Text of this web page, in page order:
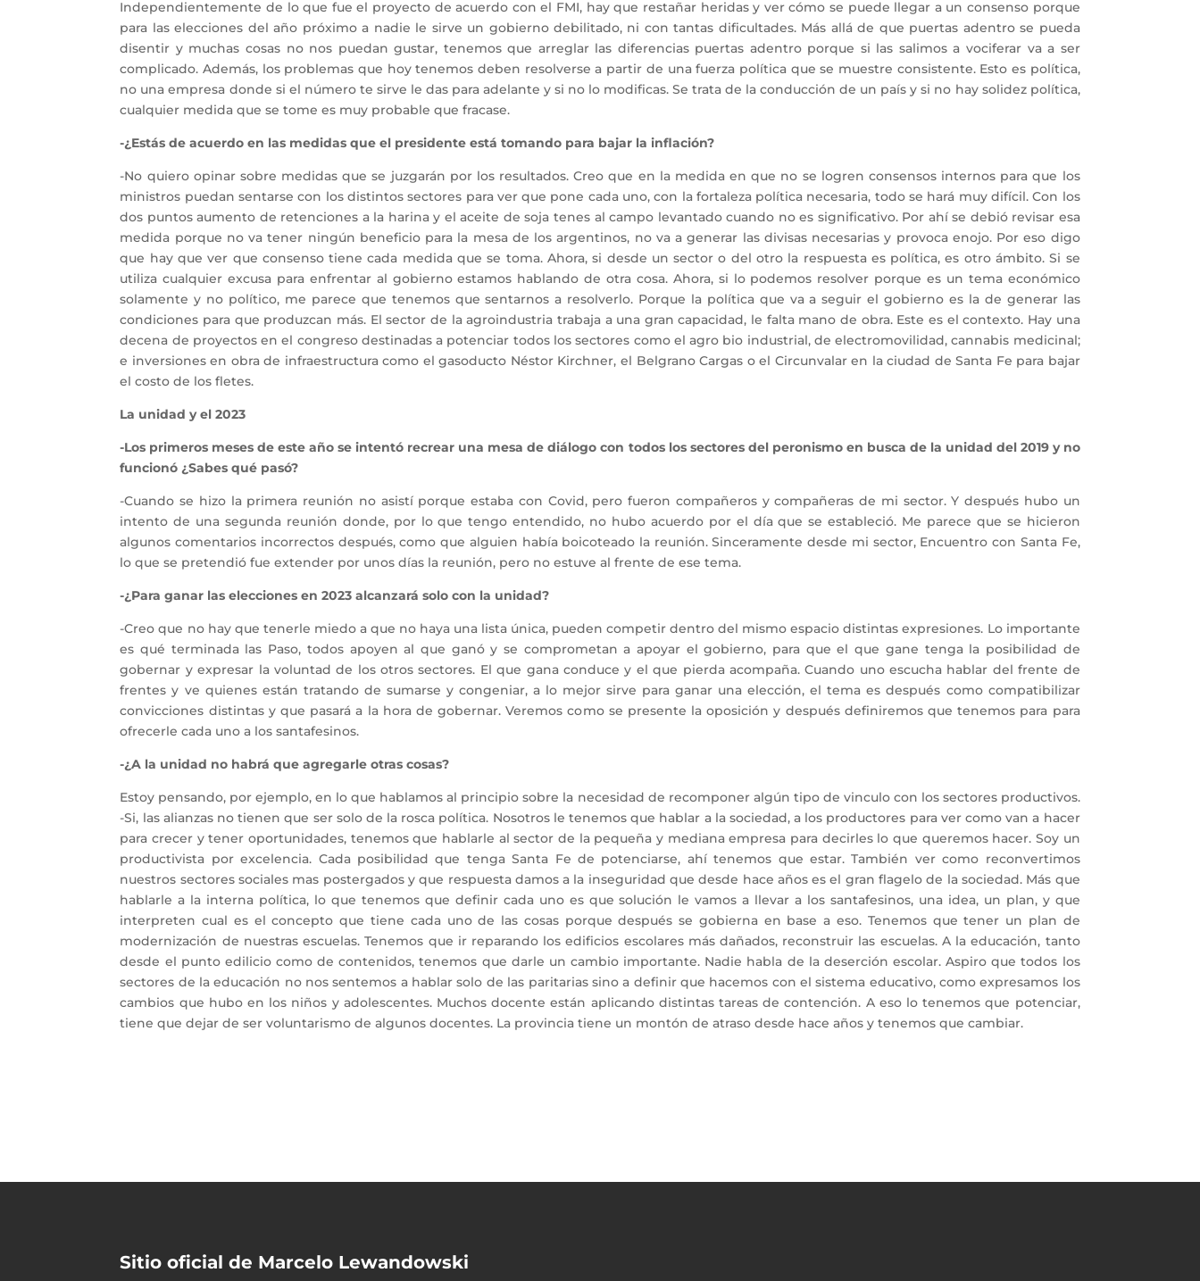
Independientemente de lo que fue el proyecto de acuerdo con el FMI, hay que restañar heridas y ver cómo se puede llegar a un consenso porque
para las elecciones del año próximo a nadie le sirve un gobierno debilitado, ni con tantas dificultades. Más allá de que puertas adentro se pueda
disentir y muchas cosas no nos puedan gustar, tenemos que arreglar las diferencias puertas adentro porque si las salimos a vociferar va a ser
complicado. Además, los problemas que hoy tenemos deben resolverse a partir de una fuerza política que se muestre consistente. Esto es política,
no una empresa donde si el número te sirve le das para adelante y si no lo modificas. Se trata de la conducción de un país y si no hay solidez política,
cualquier medida que se tome es muy probable que fracase.
-¿Estás de acuerdo en las medidas que el presidente está tomando para bajar la inflación?
-No quiero opinar sobre medidas que se juzgarán por los resultados. Creo que en la medida en que no se logren consensos internos para que los
ministros puedan sentarse con los distintos sectores para ver que pone cada uno, con la fortaleza política necesaria, todo se hará muy difícil. Con los
dos puntos aumento de retenciones a la harina y el aceite de soja tenes al campo levantado cuando no es significativo. Por ahí se debió revisar esa
medida porque no va tener ningún beneficio para la mesa de los argentinos, no va a generar las divisas necesarias y provoca enojo. Por eso digo
que hay que ver que consenso tiene cada medida que se toma. Ahora, si desde un sector o del otro la respuesta es política, es otro ámbito. Si se
utiliza cualquier excusa para enfrentar al gobierno estamos hablando de otra cosa. Ahora, si lo podemos resolver porque es un tema económico
solamente y no político, me parece que tenemos que sentarnos a resolverlo. Porque la política que va a seguir el gobierno es la de generar las
condiciones para que produzcan más. El sector de la agroindustria trabaja a una gran capacidad, le falta mano de obra. Este es el contexto. Hay una
decena de proyectos en el congreso destinadas a potenciar todos los sectores como el agro bio industrial, de electromovilidad, cannabis medicinal;
e inversiones en obra de infraestructura como el gasoducto Néstor Kirchner, el Belgrano Cargas o el Circunvalar en la ciudad de Santa Fe para bajar
el costo de los fletes.
La unidad y el 2023
-Los primeros meses de este año se intentó recrear una mesa de diálogo con todos los sectores del peronismo en busca de la unidad del 2019 y no
funcionó ¿Sabes qué pasó?
-Cuando se hizo la primera reunión no asistí porque estaba con Covid, pero fueron compañeros y compañeras de mi sector. Y después hubo un
intento de una segunda reunión donde, por lo que tengo entendido, no hubo acuerdo por el día que se estableció. Me parece que se hicieron
algunos comentarios incorrectos después, como que alguien había boicoteado la reunión. Sinceramente desde mi sector, Encuentro con Santa Fe,
lo que se pretendió fue extender por unos días la reunión, pero no estuve al frente de ese tema.
-¿Para ganar las elecciones en 2023 alcanzará solo con la unidad?
-Creo que no hay que tenerle miedo a que no haya una lista única, pueden competir dentro del mismo espacio distintas expresiones. Lo importante
es qué terminada las Paso, todos apoyen al que ganó y se comprometan a apoyar el gobierno, para que el que gane tenga la posibilidad de
gobernar y expresar la voluntad de los otros sectores. El que gana conduce y el que pierda acompaña. Cuando uno escucha hablar del frente de
frentes y ve quienes están tratando de sumarse y congeniar, a lo mejor sirve para ganar una elección, el tema es después como compatibilizar
convicciones distintas y que pasará a la hora de gobernar. Veremos como se presente la oposición y después definiremos que tenemos para para
ofrecerle cada uno a los santafesinos.
-¿A la unidad no habrá que agregarle otras cosas?
Estoy pensando, por ejemplo, en lo que hablamos al principio sobre la necesidad de recomponer algún tipo de vinculo con los sectores productivos.
-Si, las alianzas no tienen que ser solo de la rosca política. Nosotros le tenemos que hablar a la sociedad, a los productores para ver como van a hacer
para crecer y tener oportunidades, tenemos que hablarle al sector de la pequeña y mediana empresa para decirles lo que queremos hacer. Soy un
productivista por excelencia. Cada posibilidad que tenga Santa Fe de potenciarse, ahí tenemos que estar. También ver como reconvertimos
nuestros sectores sociales mas postergados y que respuesta damos a la inseguridad que desde hace años es el gran flagelo de la sociedad. Más que
hablarle a la interna política, lo que tenemos que definir cada uno es que solución le vamos a llevar a los santafesinos, una idea, un plan, y que
interpreten cual es el concepto que tiene cada uno de las cosas porque después se gobierna en base a eso. Tenemos que tener un plan de
modernización de nuestras escuelas. Tenemos que ir reparando los edificios escolares más dañados, reconstruir las escuelas. A la educación, tanto
desde el punto edilicio como de contenidos, tenemos que darle un cambio importante. Nadie habla de la deserción escolar. Aspiro que todos los
sectores de la educación no nos sentemos a hablar solo de las paritarias sino a definir que hacemos con el sistema educativo, como expresamos los
cambios que hubo en los niños y adolescentes. Muchos docente están aplicando distintas tareas de contención. A eso lo tenemos que potenciar,
tiene que dejar de ser voluntarismo de algunos docentes. La provincia tiene un montón de atraso desde hace años y tenemos que cambiar.
Sitio oficial de Marcelo Lewandowski